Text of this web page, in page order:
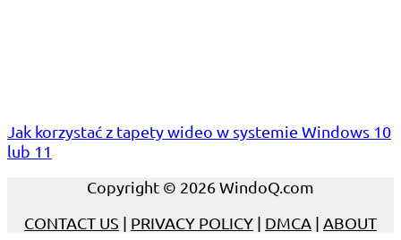
Jak korzystać z tapety wideo w systemie Windows 10
lub 11
Copyright © 2026 WindoQ.com
CONTACT US | PRIVACY POLICY | DMCA | ABOUT